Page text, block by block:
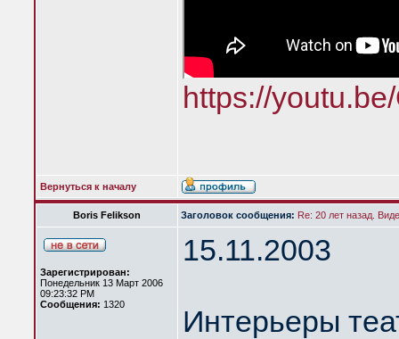
https://
Вернуться к началу
Boris Felikson Заголовок сообщения: Re: 20 лет назад.
Зарегистрирован:
Понедельник 13 Март 2006
09:23:32 PM
Сообщения: 1320
15.11.2003
Интерьеры